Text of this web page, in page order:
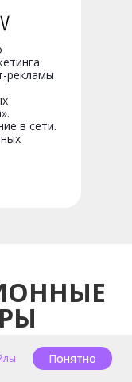
рекламы
в сети.
Понятно